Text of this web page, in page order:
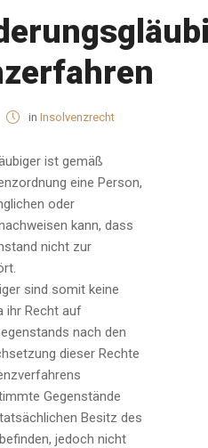
in Insolvenzrecht
ist gemäß
eine Person,
oder
kann, dass
nicht zur
sind somit keine
ihr Recht auf
nach den
dieser Rechte
Gegenstände
Besitz des
jedoch nicht